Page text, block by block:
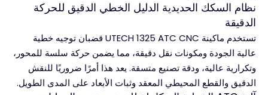
نظام السكك الحديدية الدليل الخطي الدقيق للحركة
الدقيقة
تستخدم ماكينة UTECH 1325 ATC CNC قضبان توجيه خطية
عالية الجودة ومكونات نقل دقيقة، مما يضمن حركة سلسة للمحور،
وتكرارية عالية، ودقة تصنيع متسقة. يعد هذا أمرًا ضروريًا للنقش
الدقيق والقطع المحيطي المعقد وثبات الأبعاد على المدى الطويل.